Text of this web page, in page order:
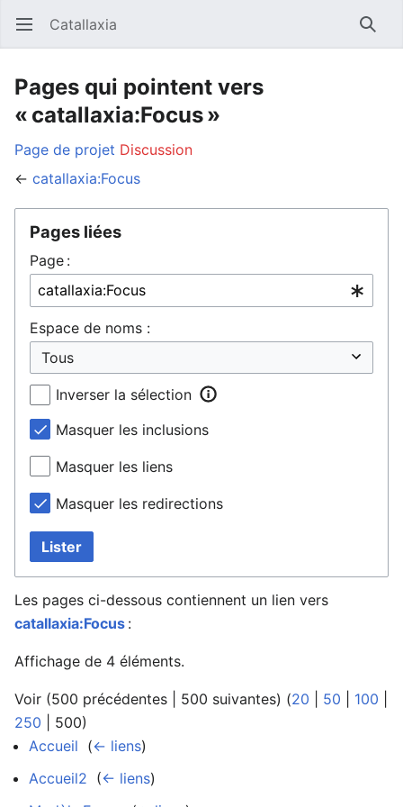
Ouvrir le menu principal Catallaxia
Pages qui pointent vers
« catallaxia:Focus »
Page de projet Discussion
← catallaxia:Focus
Pages liées
Page :
Espace de noms :
Inverser la sélection
Masquer les inclusions
Masquer les liens
Masquer les redirections
Lister
Les pages ci-dessous contiennent un lien vers
catallaxia:Focus :
Affichage de 4 éléments.
Voir (500 précédentes 500 suivantes) (20 50 100
250
500)
Accueil (← liens)
Accueil2 (← liens)